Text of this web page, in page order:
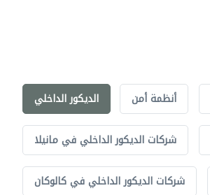
الديكور الداخلي أنظمة أمن
شركات الديكور الداخلي في مانيلا
شركات الديكور الداخلي في كالوكان